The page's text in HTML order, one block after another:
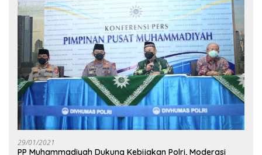
29/01/2021
PP Muhammadiyah Dukung Kebijakan Polri, Moderasi